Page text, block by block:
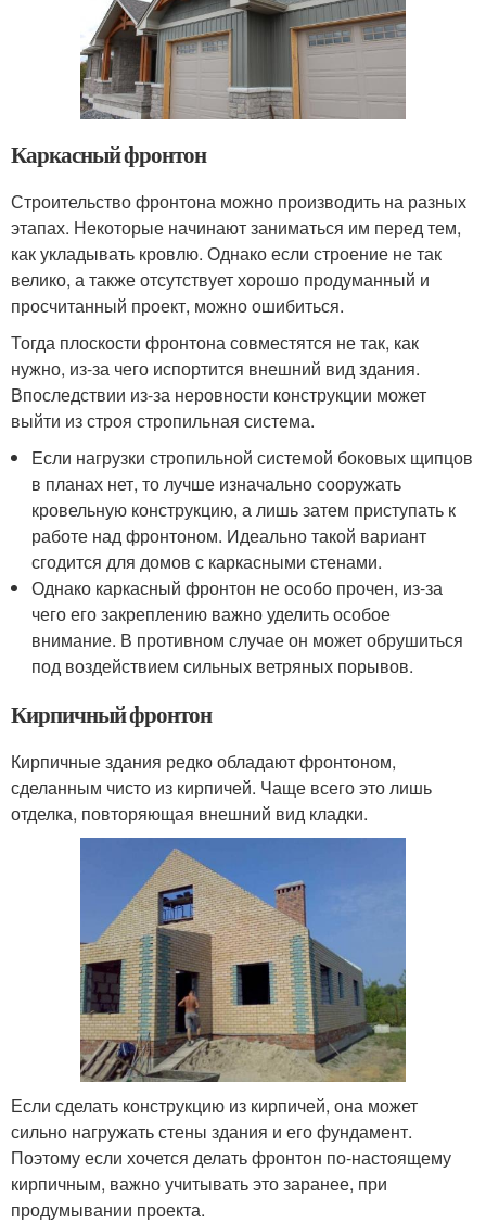
Каркасный фронтон
Строительство фронтона можно производить на разных
этапах. Некоторые начинают заниматься им перед тем,
как укладывать кровлю. Однако если строение не так
велико, а также отсутствует хорошо продуманный и
просчитанный проект, можно ошибиться.
Тогда плоскости фронтона совместятся не так, как
нужно, из-за чего испортится внешний вид здания.
Впоследствии из-за неровности конструкции может
выйти из строя стропильная система.
Если нагрузки стропильной системой боковых щипцов
в планах нет, то лучше изначально сооружать
кровельную конструкцию, а лишь затем приступать к
работе над фронтоном. Идеально такой вариант
сгодится для домов с каркасными стенами.
Однако каркасный фронтон не особо прочен, из-за
чего его закреплению важно уделить особое
внимание. В противном случае он может обрушиться
под воздействием сильных ветряных порывов.
Кирпичный фронтон
Кирпичные здания редко обладают фронтоном,
сделанным чисто из кирпичей. Чаще всего это лишь
отделка, повторяющая внешний вид кладки.
Если сделать конструкцию из кирпичей, она может
сильно нагружать стены здания и его фундамент.
Поэтому если хочется делать фронтон по-настоящему
кирпичным, важно учитывать это заранее, при
продумывании проекта.